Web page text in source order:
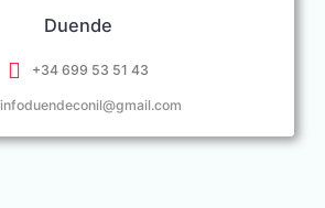
Duende
+34 699 53 51 43
infoduendeconil@gmail.com